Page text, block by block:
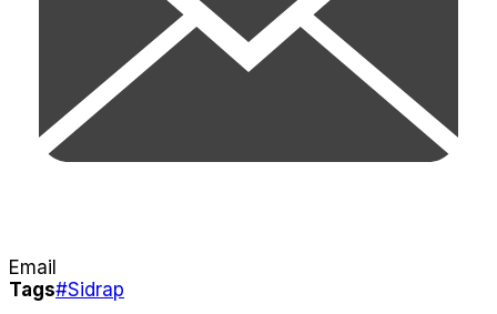
Email
Tags#Sidrap